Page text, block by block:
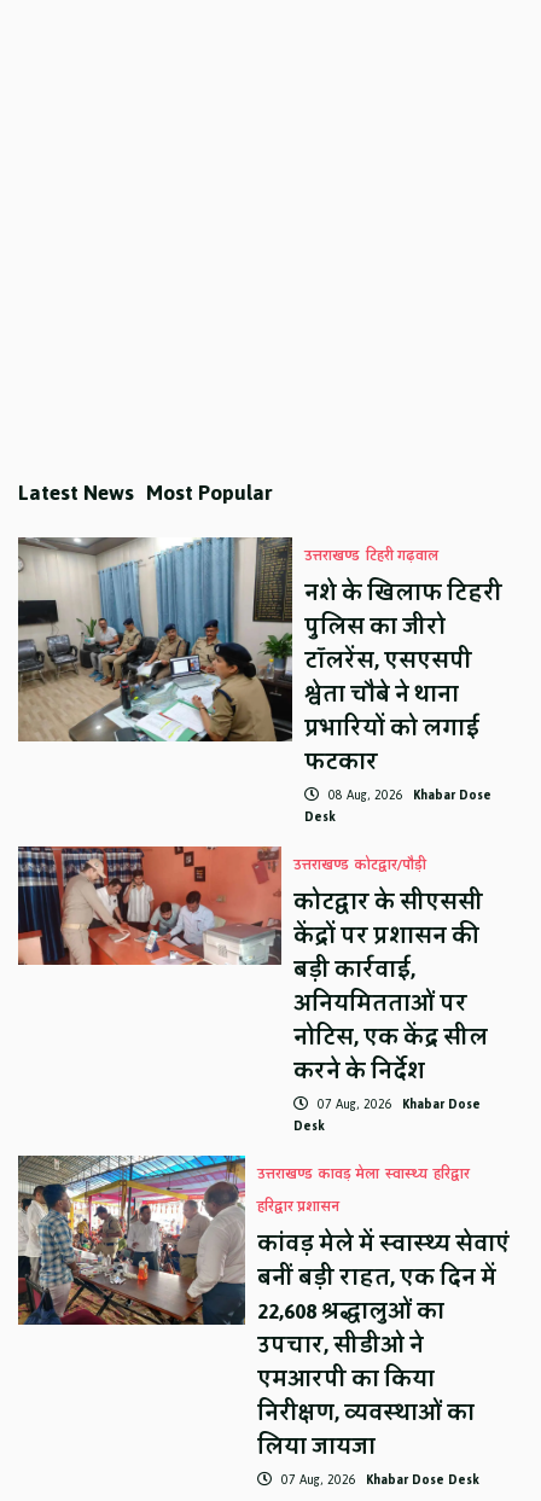
Latest News Most Popular
उत्तराखण्ड टिहरी गढ़वाल
नशे के खिलाफ टिहरी
पुलिस का जीरो
टॉलरेंस, एसएसपी
श्वेता चौबे ने थाना
प्रभारियों को लगाई
फटकार
08 Aug, 2026 Khabar Dose
Desk
उत्तराखण्ड कोटद्वार/पौड़ी
कोटद्वार के सीएससी
केंद्रों पर प्रशासन की
बड़ी कार्रवाई,
अनियमितताओं पर
नोटिस, एक केंद्र सील
करने के निर्देश
07 Aug, 2026 Khabar Dose
Desk
उत्तराखण्ड कावड़ मेला स्वास्थ्य हरिद्वार
हरिद्वार प्रशासन
कांवड़ मेले में स्वास्थ्य सेवाएं
बनीं बड़ी राहत, एक दिन में
22,608 श्रद्धालुओं का
उपचार, सीडीओ ने
एमआरपी का किया
निरीक्षण, व्यवस्थाओं का
लिया जायजा
07 Aug, 2026 Khabar Dose Desk